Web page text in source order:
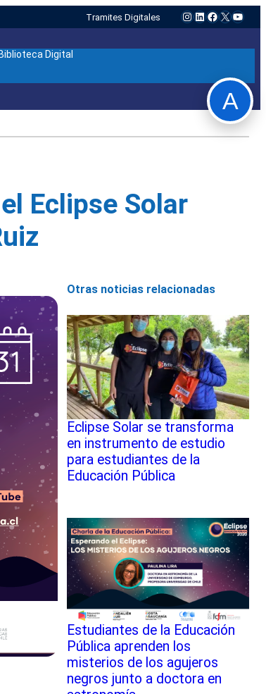
Tramites Digitales Instagram
LinkedIn
Facebook
X
Biblioteca Digital
Eclipse Solar
Otras noticias relacionadas
Eclipse Solar se transforma
en instrumento de estudio
para estudiantes de la
Educación Pública
Estudiantes de la Educación
Pública aprenden los
misterios de los agujeros
negros junto a doctora en
A